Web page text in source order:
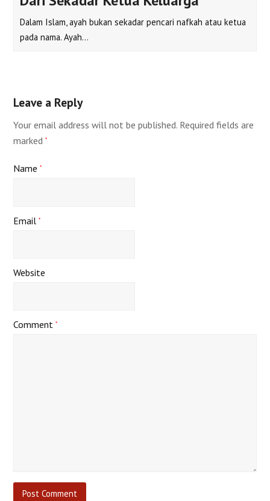
Dalam Islam, ayah bukan sekadar pencari nafkah atau ketua
pada nama. Ayah…
Leave a Reply
Your email address will not be published. Required fields are
marked*
Name*
Email*
Website
Comment*